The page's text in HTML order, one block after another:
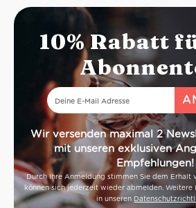
10% Rabatt
Wir versenden maximal 2
mit unseren exklusiven
Empfehlungen!
Durch Ihre Anmeldung stimmen Sie dem Erhalt
können sich jederzeit wieder abmelden. Weitere
in unseren